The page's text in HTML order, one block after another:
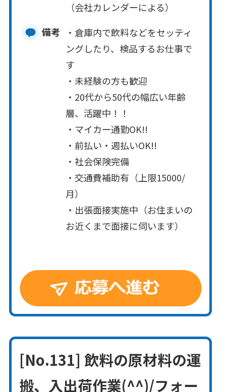
（会社カレンダーによる）
備考
・倉庫内で飲料などをセッティ
ングしたり、検品するお仕事で
す
・未経験の方も歓迎
・20代から50代の幅広い年齢
層、活躍中！！
・マイカー通勤OK!!
・前払い・週払いOK!!
・社会保険完備
・交通費補助有（上限15000/
月）
・出張面接実施中（お住まいの
お近くまで面接に伺います）
[No.131] 飲料の原材料の運
搬、入出荷作業(^^)/フォー